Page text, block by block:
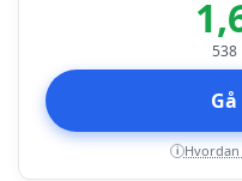
538
i